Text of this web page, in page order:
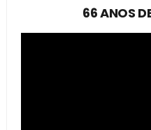
66 ANOS